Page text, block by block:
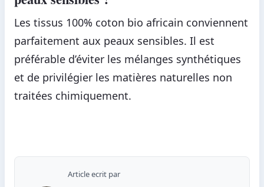
Les tissus 100% coton bio africain conviennent
parfaitement aux peaux sensibles. Il est
préférable d’éviter les mélanges synthétiques
et de privilégier les matières naturelles non
traitées chimiquement.
Article ecrit par